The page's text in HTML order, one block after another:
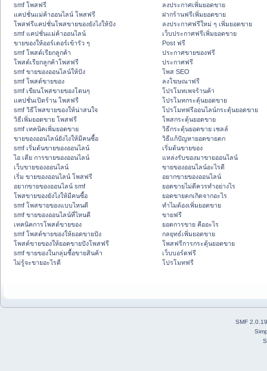
smf โพสฟรี
แคปชั่นแม่ค้าออนไลน์ โพสฟรี
โพสฟรีแคปชั่นโพสขายของยังไงให้ปัง
smf แคปชั่นแม่ค้าออนไลน์
ขายของให้ออร์เดอร์เข้ารัว ๆ
smf โพสต์เรียกลูกค้า
โพสต์เรียกลูกค้าโพสฟรี
smf ขายของออนไลน์ให้ปัง
smf โพสต์ขายของ
smf เขียนโพสขายของโดนๆ
แคปชั่นเปิดร้าน โพสฟรี
smf วิธีโพสขายของให้น่าสนใจ
วิธีเพิ่มยอดขาย โพสฟรี
smf เทคนิคเพิ่มยอดขาย
ขายของออนไลน์ยังไงให้มีคนซื้อ
smf เริ่มต้นขายของออนไลน์
ไอ เดีย การขายของออนไลน์
เว็บขายของออนไลน์
เริ่ม ขายของออนไลน์ โพสฟรี
อยากขายของออนไลน์ smf
โพสขายของยังไงให้มีคนซื้อ
smf โพสขายของแบบไหนดี
smf ขายของออนไลน์ที่ไหนดี
เทคนิคการโพสต์ขายของ
smf โพสต์ขายของให้ยอดขายปัง
โพสต์ขายของให้ยอดขายปังโพสฟรี
smf ขายของในกลุ่มซื้อขายสินค้า
ไม่รู้จะขายอะไรดี
ลงประกาศเพิ่มยอดขาย
ฝากร้านฟรีเพิ่มยอดขาย
ลงประกาศฟรีใหม่ ๆ เพิ่มยอดขาย
เว็บประกาศฟรีเพิ่มยอดขาย
Post ฟรี
ประกาศขายของฟรี
ประกาศฟรี
โพส SEO
ลงโฆษณาฟรี
โปรโมทเพจร้านค้า
โปรโมทกระตุ้นยอดขาย
โปรโมทฟรีออนไลน์กระตุ้นยอดขาย
โพสกระตุ้นยอดขาย
วิธีกระตุ้นยอดขาย เซลล์
วิธีแก้ปัญหายอดขายตก
เริ่มต้นขายของ
แหล่งรับของมาขายออนไลน์
ขายของออนไลน์อะไรดี
อยากขายของออนไลน์
ยอดขายไม่ดีควรทำอย่างไร
ยอดขายตกเกิดจากอะไร
ทำไมต้องเพิ่มยอดขาย
ขายฟรี
ยอดการขาย คืออะไร
กลยุทธ์เพิ่มยอดขาย
โพสฟรีการกระตุ้นยอดขาย
เว็บบอร์ดฟรี
โปรโมทฟรี
SMF 2.0.19